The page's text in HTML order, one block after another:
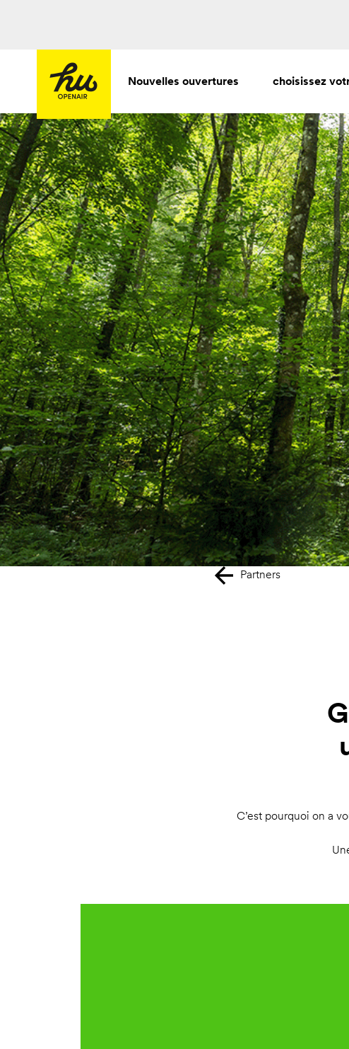
Nouvelles ouvertures choisissez
Partners
C’est pourquoi on a